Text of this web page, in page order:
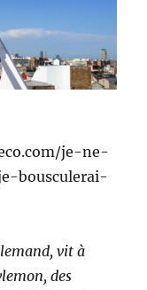
je-ne-
bousculerai-
vit à
des